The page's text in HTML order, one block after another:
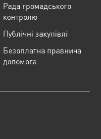
Рада громадського
контролю
Публічні закупівлі
Безоплатна правнича
допомога